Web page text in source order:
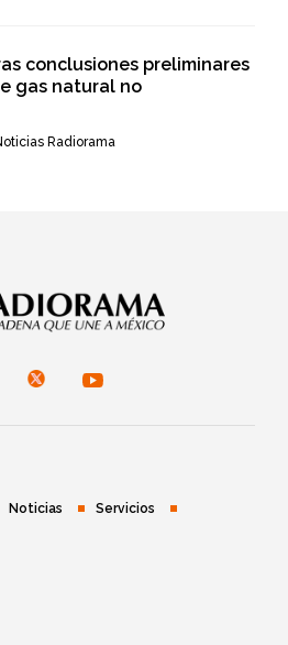
conclusiones preliminares
gas natural no
Radiorama
Noticias Servicios